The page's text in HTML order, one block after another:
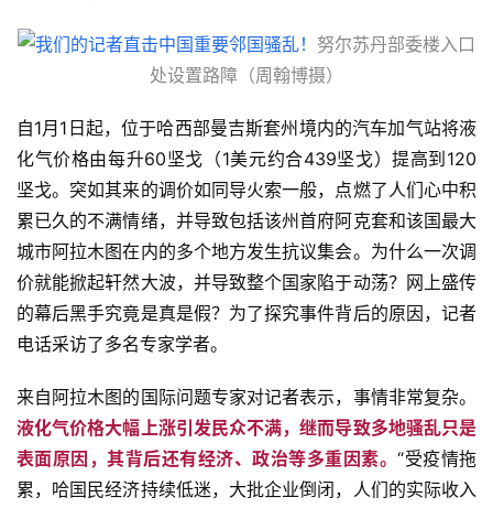
努尔苏丹部委楼入口
处设置路障（周翰博摄）
自1月1日起，位于哈西部曼吉斯套州境内的汽车加气站将液
化气价格由每升60坚戈（1美元约合439坚戈）提高到120
坚戈。突如其来的调价如同导火索一般，点燃了人们心中积
累已久的不满情绪，并导致包括该州首府阿克套和该国最大
城市阿拉木图在内的多个地方发生抗议集会。为什么一次调
价就能掀起轩然大波，并导致整个国家陷于动荡？网上盛传
的幕后黑手究竟是真是假？为了探究事件背后的原因，记者
电话采访了多名专家学者。
来自阿拉木图的国际问题专家对记者表示，事情非常复杂。
液化气价格大幅上涨引发民众不满，继而导致多地骚乱只是
表面原因，其背后还有经济、政治等多重因素。“受疫情拖
累，哈国民经济持续低迷，大批企业倒闭，人们的实际收入